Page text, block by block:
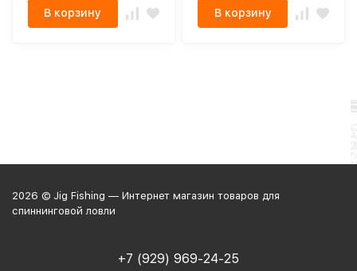
В корзину В корзину
2026 © Jig Fishing — Интернет магазин товаров для
спиннинговой ловли
+7 (929) 969-24-25